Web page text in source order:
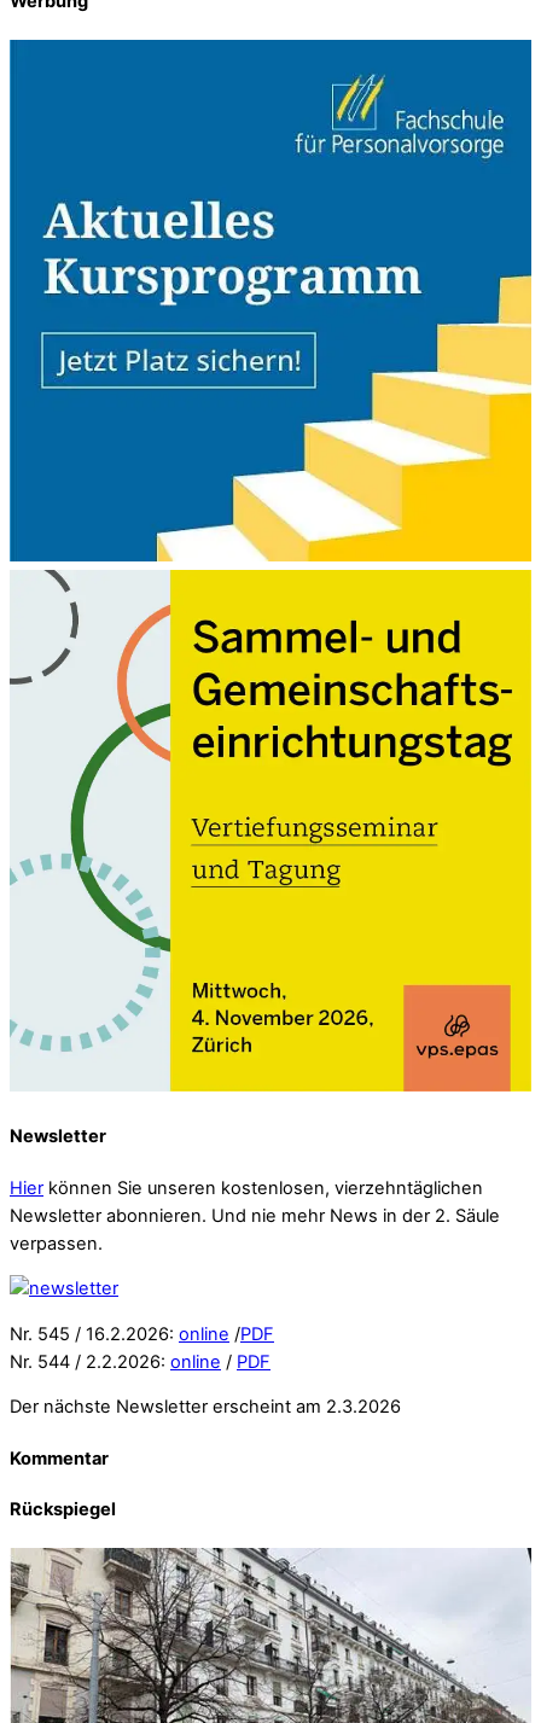
Newsletter
Hier können Sie unseren kostenlosen, vierzehntäglichen
Newsletter abonnieren. Und nie mehr News in der 2. Säule
verpassen.
Nr. 545 / 16.2.2026: online /PDF
Nr. 544 / 2.2.2026: online / PDF
Der nächste Newsletter erscheint am 2.3.2026
Kommentar
Rückspiegel